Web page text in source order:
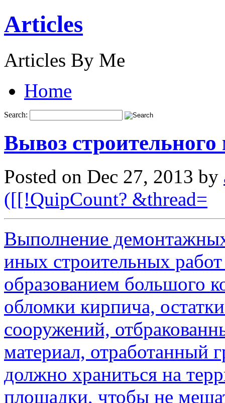
Articles
Articles By Me
Home
Search:
Вывоз строительного
Posted on Dec 27, 2013 by
([[!QuipCount? &thread=
Выполнение
иных строительных
образованием большого
обломки кирпича,
сооружений,
материал, отработанный
должно храниться на
площадки, чтобы не